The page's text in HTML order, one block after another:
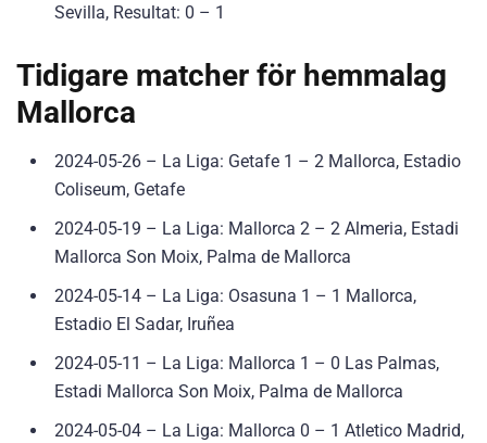
Sevilla, Resultat: 0 – 1
Tidigare matcher för hemmalag
Mallorca
2024-05-26 – La Liga: Getafe 1 – 2 Mallorca, Estadio
Coliseum, Getafe
2024-05-19 – La Liga: Mallorca 2 – 2 Almeria, Estadi
Mallorca Son Moix, Palma de Mallorca
2024-05-14 – La Liga: Osasuna 1 – 1 Mallorca,
Estadio El Sadar, Iruñea
2024-05-11 – La Liga: Mallorca 1 – 0 Las Palmas,
Estadi Mallorca Son Moix, Palma de Mallorca
2024-05-04 – La Liga: Mallorca 0 – 1 Atletico Madrid,